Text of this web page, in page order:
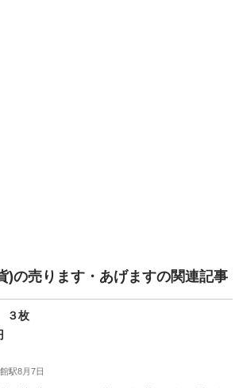
)の売ります・あげますの関連記事
３枚
駅8月7日